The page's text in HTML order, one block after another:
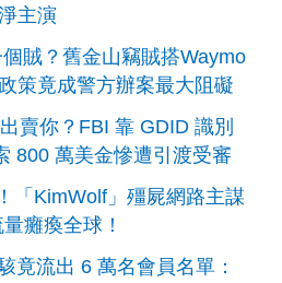
主演
賊？舊金山竊賊搭Waymo
策竟成警方辦案最大阻礙
賣你？FBI 靠 GDID 識別
800 萬美金慘遭引渡受審
「KimWolf」殭屍網路主謀
癱瘓全球！
竟流出 6 萬名會員名單：